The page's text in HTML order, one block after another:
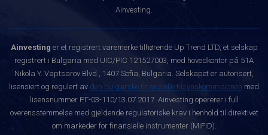
Ainvesting.
Ainvesting er et registrert varemerke tilhørende Up Trend LTD, et selskap
registrert i Bulgaria med UIC/PIC 121527003, med hovedkontor på 51A
Nikola Y. Vaptsarov Blvd., 1407 Sofia, Bulgaria. Selskapet er autorisert,
lisensiert og regulert av den bulgarske finansielle tilsynskommisjonen med
lisensnummer РГ-03-110/13.07.2017. Ainvesting opererer i full
overensstemmelse med gjeldende regulatoriske krav i henhold til direktivet
om markeder for finansielle instrumenter (MiFID).